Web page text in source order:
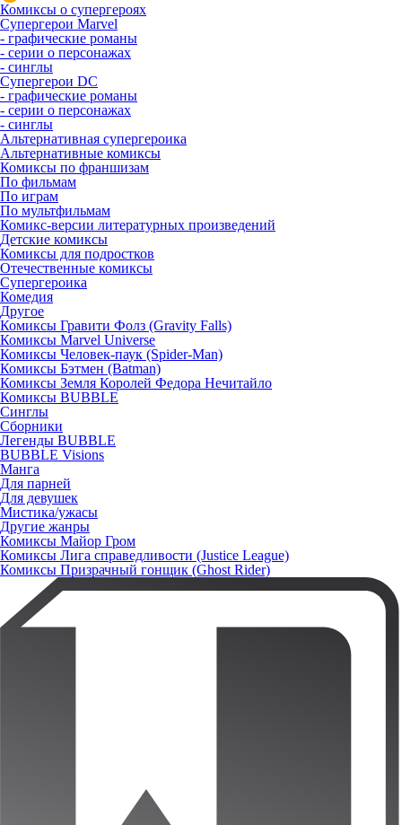
Комиксы о супергероях
Супергерои Marvel
- графические романы
- серии о персонажах
- синглы
Супергерои DC
- графические романы
- серии о персонажах
- синглы
Альтернативная супергероика
Альтернативные комиксы
Комиксы по франшизам
По фильмам
По играм
По мультфильмам
Комикс-версии литературных произведений
Детские комиксы
Комиксы для подростков
Отечественные комиксы
Супергероика
Комедия
Другое
Комиксы Гравити Фолз (Gravity Falls)
Комиксы Marvel Universe
Комиксы Человек-паук (Spider-Man)
Комиксы Бэтмен (Batman)
Комиксы Земля Королей Федора Нечитайло
Комиксы BUBBLE
Синглы
Сборники
Легенды BUBBLE
BUBBLE Visions
Манга
Для парней
Для девушек
Мистика/ужасы
Другие жанры
Комиксы Майор Гром
Комиксы Лига справедливости (Justice League)
Комиксы Призрачный гонщик (Ghost Rider)